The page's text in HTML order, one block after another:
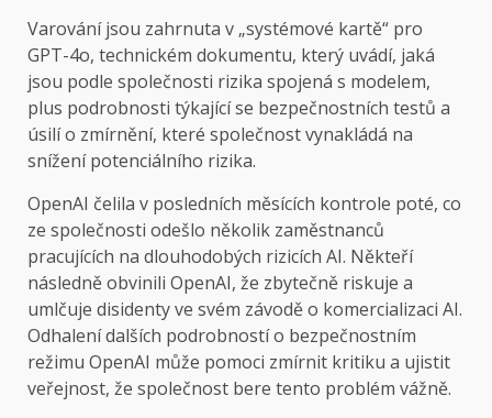
Varování jsou zahrnuta v „systémové kartě“ pro
GPT-4o, technickém dokumentu, který uvádí, jaká
jsou podle společnosti rizika spojená s modelem,
plus podrobnosti týkající se bezpečnostních testů a
úsilí o zmírnění, které společnost vynakládá na
snížení potenciálního rizika.
OpenAI čelila v posledních měsících kontrole poté, co
ze společnosti odešlo několik zaměstnanců
pracujících na dlouhodobých rizicích AI. Někteří
následně obvinili OpenAI, že zbytečně riskuje a
umlčuje disidenty ve svém závodě o komercializaci AI.
Odhalení dalších podrobností o bezpečnostním
režimu OpenAI může pomoci zmírnit kritiku a ujistit
veřejnost, že společnost bere tento problém vážně.